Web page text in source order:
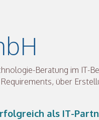
Beratung im IT-
über
als IT-